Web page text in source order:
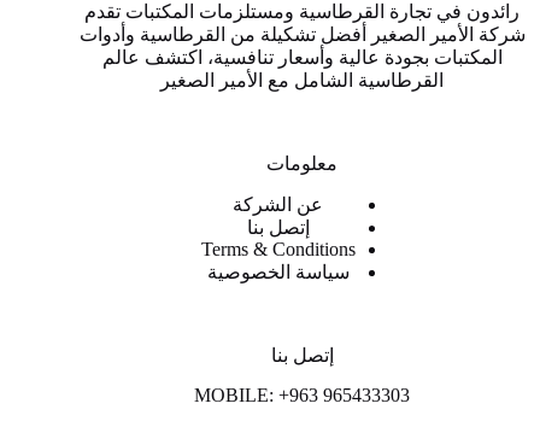
رائدون في تجارة القرطاسية ومستلزمات المكتبات تقدم
شركة الأمير الصغير أفضل تشكيلة من القرطاسية وأدوات
المكتبات بجودة عالية وأسعار تنافسية، اكتشف عالم
القرطاسية الشامل مع الأمير الصغير
معلومات
عن الشركة
إتصل بنا
Terms & Conditions
سياسة الخصوصية
إتصل بنا
MOBILE: +963 965433303